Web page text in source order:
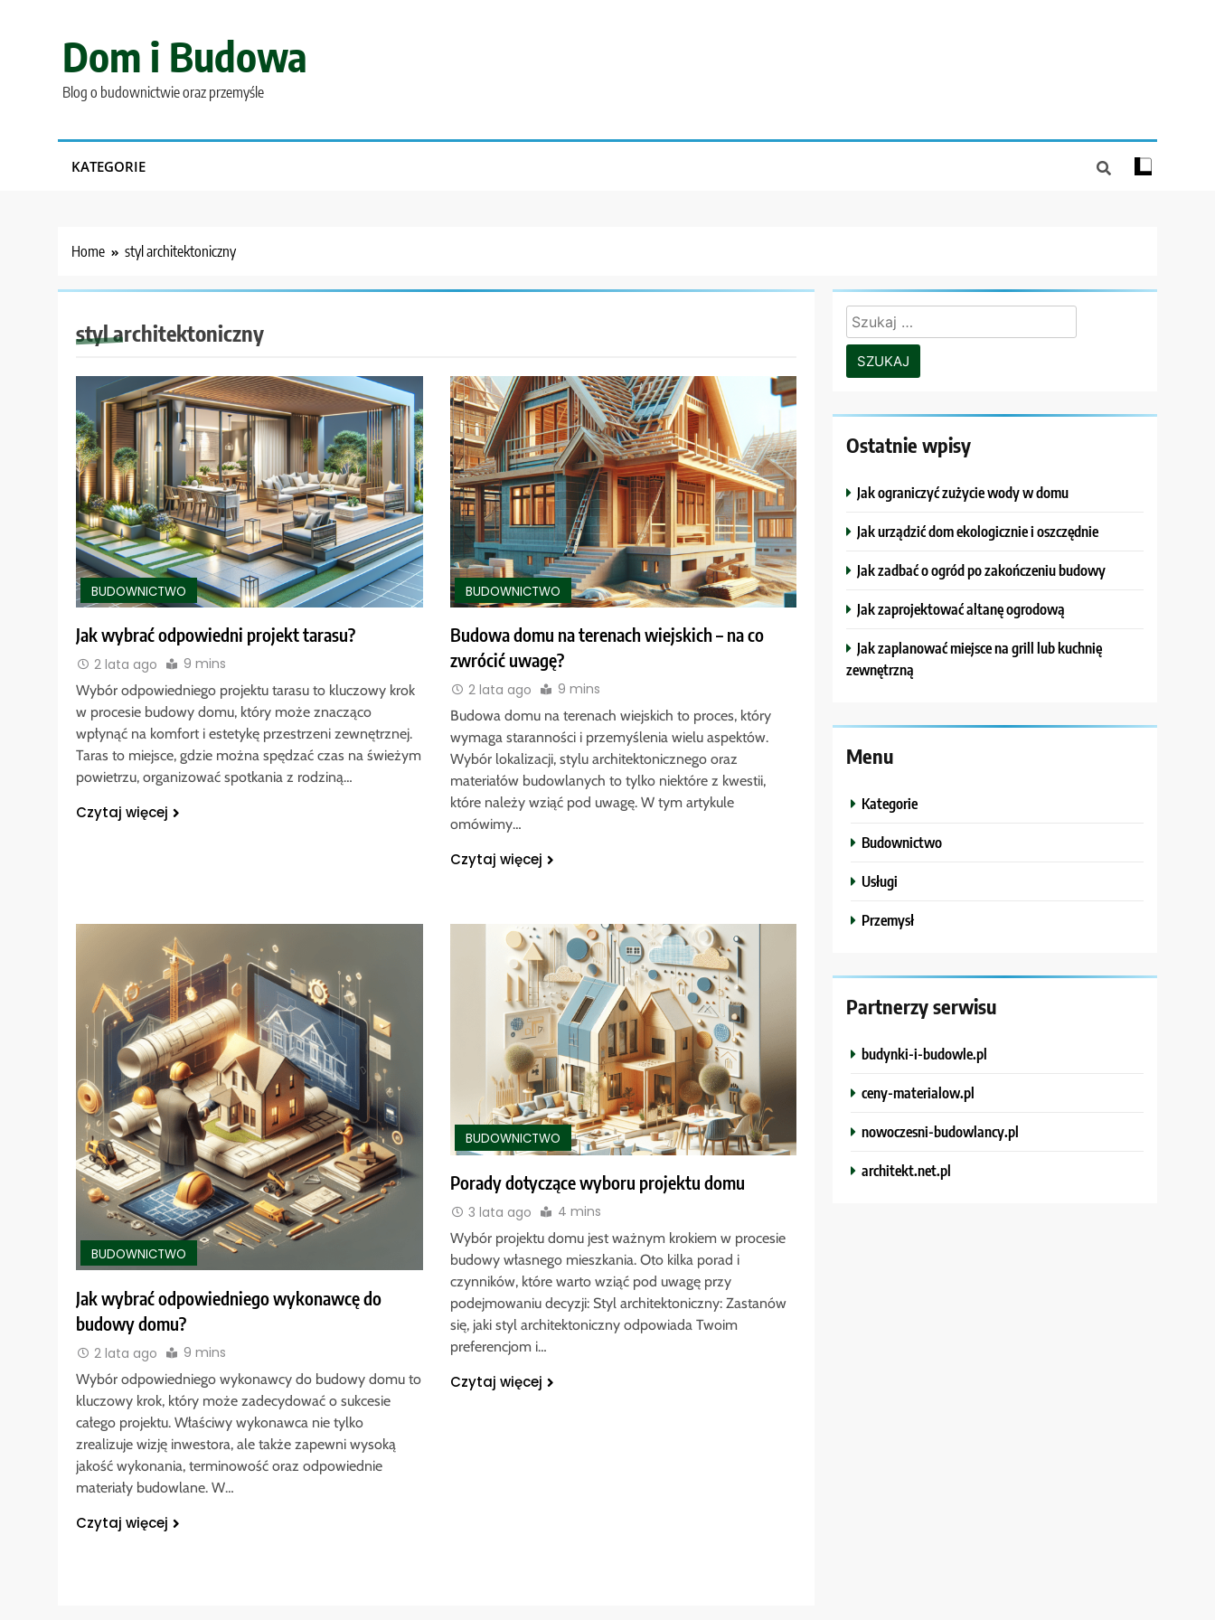
Dom i Budowa
Blog o budownictwie oraz przemyśle
KATEGORIE
Home styl architektoniczny
styl architektoniczny
BUDOWNICTWO
Jak wybrać odpowiedni projekt tarasu?
2 lata ago 9 mins
Wybór odpowiedniego projektu tarasu to kluczowy krok
w procesie budowy domu, który może znacząco
wpłynąć na komfort i estetykę przestrzeni zewnętrznej.
Taras to miejsce, gdzie można spędzać czas na świeżym
powietrzu, organizować spotkania z rodziną…
Czytaj więcej
BUDOWNICTWO
Budowa domu na terenach wiejskich – na co
zwrócić uwagę?
2 lata ago 9 mins
Budowa domu na terenach wiejskich to proces, który
wymaga staranności i przemyślenia wielu aspektów.
Wybór lokalizacji, stylu architektonicznego oraz
materiałów budowlanych to tylko niektóre z kwestii,
które należy wziąć pod uwagę. W tym artykule
omówimy…
Czytaj więcej
BUDOWNICTWO
Jak wybrać odpowiedniego wykonawcę do
budowy domu?
2 lata ago 9 mins
Wybór odpowiedniego wykonawcy do budowy domu to
kluczowy krok, który może zadecydować o sukcesie
całego projektu. Właściwy wykonawca nie tylko
zrealizuje wizję inwestora, ale także zapewni wysoką
jakość wykonania, terminowość oraz odpowiednie
materiały budowlane. W…
Czytaj więcej
BUDOWNICTWO
Porady dotyczące wyboru projektu domu
3 lata ago 4 mins
Wybór projektu domu jest ważnym krokiem w procesie
budowy własnego mieszkania. Oto kilka porad i
czynników, które warto wziąć pod uwagę przy
podejmowaniu decyzji: Styl architektoniczny: Zastanów
się, jaki styl architektoniczny odpowiada Twoim
preferencjom i…
Czytaj więcej
Szukaj:
Ostatnie wpisy
Jak ograniczyć zużycie wody w domu
Jak urządzić dom ekologicznie i oszczędnie
Jak zadbać o ogród po zakończeniu budowy
Jak zaprojektować altanę ogrodową
Jak zaplanować miejsce na grill lub kuchnię
zewnętrzną
Menu
Kategorie
Budownictwo
Usługi
Przemysł
Partnerzy serwisu
budynki-i-budowle.pl
ceny-materialow.pl
nowoczesni-budowlancy.pl
architekt.net.pl